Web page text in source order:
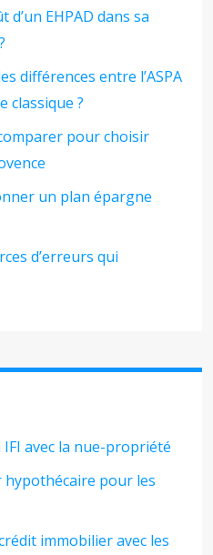
EHPAD dans sa
différences entre l’ASPA
classique ?
pour choisir
un plan épargne
d’erreurs qui
avec la nue-propriété
pour les
immobilier avec les